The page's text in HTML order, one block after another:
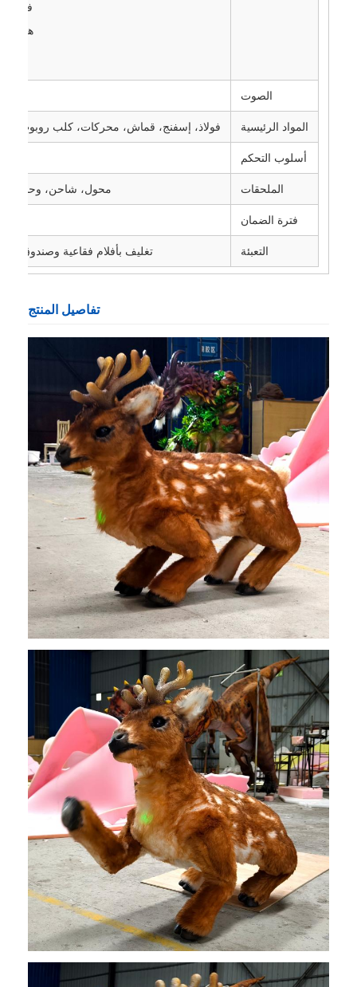
فتح
هز
الصوت
المواد الرئيسية فولاذ، إسفنج، قماش، محركات، كلب روبوت Unitree Go2
أسلوب التحكم
الملحقات محول، شاحن، وحدة
فترة الضمان
التعبئة تغليف بأفلام فقاعية وصندوق
تفاصيل المنتج